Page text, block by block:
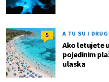
5 A TU SU I
Ako letujete
pojedinim
ulaska